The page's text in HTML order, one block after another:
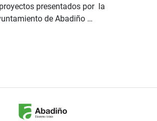
presentados por la
de Abadiño …